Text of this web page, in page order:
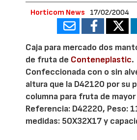
Horticom News 17/02/2004
Caja para mercado dos
de fruta de Conteneplastic.
Confeccionada con o sin
altura que la D42120 por su
columna para fruta de
Referencia: D42220, Peso:
medidas: 50X32X17 y